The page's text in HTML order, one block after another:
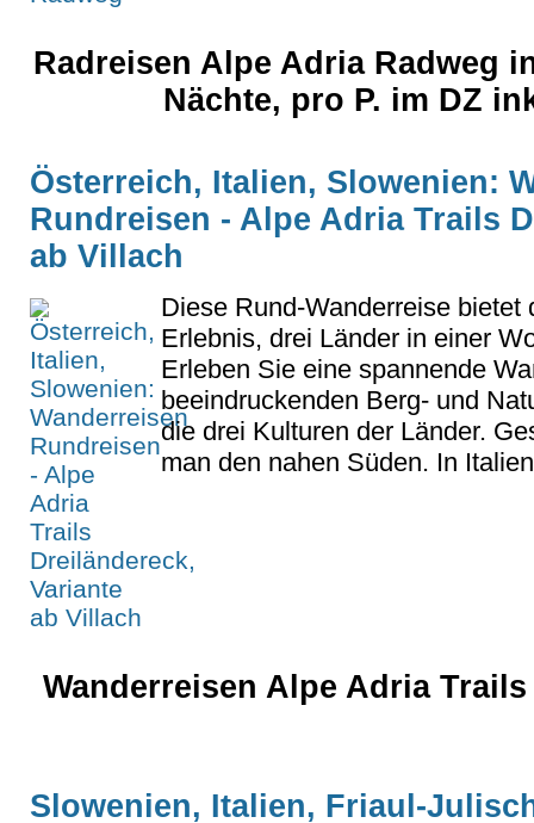
Radreisen Alpe Adria Radweg
Nächte, pro P. im DZ
Österreich, Italien, Slowenien:
Rundreisen - Alpe Adria Trails
ab Villach
Diese Rund-Wanderreise bietet
Erlebnis, drei Länder in einer
Erleben Sie eine spannende
beeindruckenden Berg- und
die drei Kulturen der Länder.
man den nahen Süden. In
Wanderreisen Alpe Adria
Slowenien, Italien, Friaul-